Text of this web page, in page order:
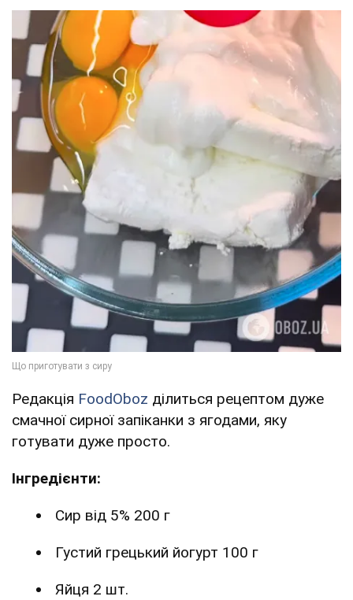
Редакція FoodOboz ділиться рецептом дуже
смачної сирної запіканки з ягодами, яку
готувати дуже просто.
Інгредієнти:
Сир від 5% 200 г
Густий грецький йогурт 100 г
Яйця 2 шт.